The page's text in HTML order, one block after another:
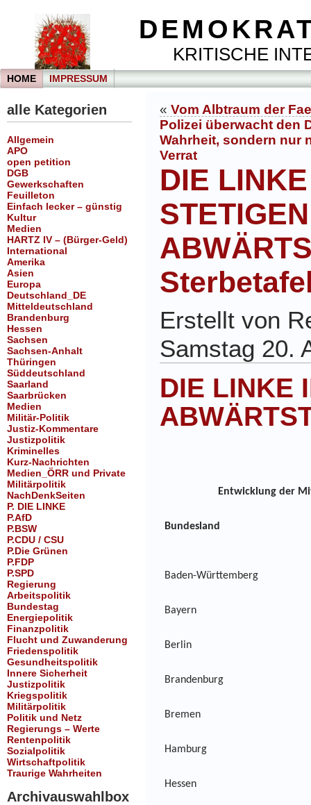
KRITISCHE
HOME IMPRESSUM
alle Kategorien
Allgemein
APO
open petition
DGB
Gewerkschaften
Feuilleton
Einfach lecker – günstig
Kultur
Medien
HARTZ IV – (Bürger-Geld)
International
Amerika
Asien
Europa
Deutschland_DE
Mitteldeutschland
Brandenburg
Hessen
Sachsen
Sachsen-Anhalt
Thüringen
Süddeutschland
Saarland
Saarbrücken
Medien
Militär-Politik
Justiz-Kommentare
Justizpolitik
Kriminelles
Kurz-Nachrichten
Medien_ÖRR und Private
Militärpolitik
NachDenkSeiten
P. DIE LINKE
P.AfD
P.BSW
P.CDU / CSU
P.Die Grünen
P.FDP
P.SPD
Regierung
Arbeitspolitik
Bundestag
Energiepolitik
Finanzpolitik
Flucht und Zuwanderung
Friedenspolitik
Gesundheitspolitik
Innere Sicherheit
Justizpolitik
Kriegspolitik
Militärpolitik
Politik und Netz
Regierungs – Werte
Rentenpolitik
Sozialpolitik
Wirtschaftpolitik
Traurige Wahrheiten
Archivauswahlbox
« Vom Albtraum der
Polizei überwacht den
Wahrheit, sondern nur
Verrat
DIE
STETIGEN
Erstellt von
Samstag 20.
DIE LINKE
Entwicklung der
Bundesland
Baden-Württemberg
Bayern
Berlin
Brandenburg
Bremen
Hamburg
Hessen